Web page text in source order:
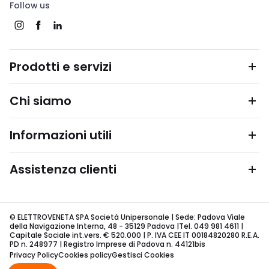
Follow us
Prodotti e servizi
Chi siamo
Informazioni utili
Assistenza clienti
© ELETTROVENETA SPA Società Unipersonale | Sede: Padova Viale
della Navigazione Interna, 48 - 35129 Padova |Tel. 049 981 4611 |
Capitale Sociale int.vers. € 520.000 | P. IVA CEE IT 00184820280 R.E.A.
PD n. 248977 | Registro Imprese di Padova n. 44121bis
Privacy PolicyCookies policyGestisci Cookies